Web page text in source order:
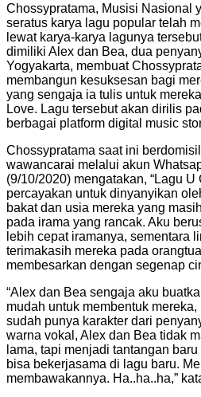
Chossypratama, Musisi Nasional
seratus karya lagu popular telah
lewat karya-karya lagunya
dimiliki Alex dan Bea, dua
Yogyakarta, membuat
membangun kesuksesan bagi
yang sengaja ia tulis untuk
Love. Lagu tersebut akan dirilis
berbagai platform digital music
Chossypratama saat ini
wawancarai melalui akun
(9/10/2020) mengatakan, “Lagu U
percayakan untuk dinyanyikan
bakat dan usia mereka yang
pada irama yang rancak. Aku
lebih cepat iramanya, sementara
terimakasih mereka pada
membesarkan dengan segenap
“Alex dan Bea sengaja aku
mudah untuk membentuk
sudah punya karakter dari
warna vokal, Alex dan Bea tidak
lama, tapi menjadi tantangan
bisa bekerjasama di lagu baru.
membawakannya. Ha..ha..ha,”